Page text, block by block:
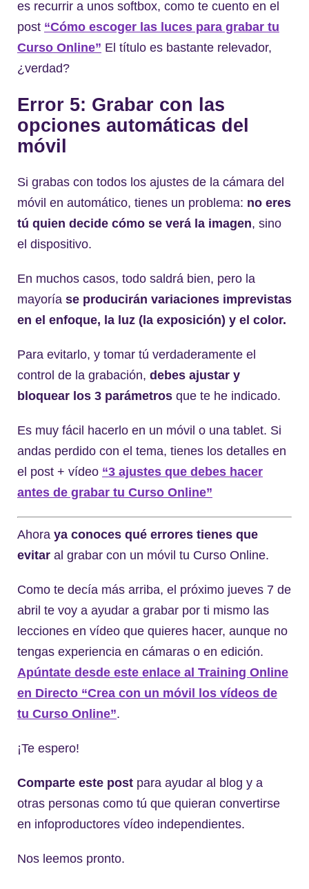
es recurrir a unos softbox, como te cuento en el
post “Cómo escoger las luces para grabar tu
Curso Online” El título es bastante relevador,
¿verdad?
Error 5: Grabar con las
opciones automáticas del
móvil
Si grabas con todos los ajustes de la cámara del
móvil en automático, tienes un problema: no eres
tú quien decide cómo se verá la imagen, sino
el dispositivo.
En muchos casos, todo saldrá bien, pero la
mayoría se producirán variaciones imprevistas
en el enfoque, la luz (la exposición) y el color.
Para evitarlo, y tomar tú verdaderamente el
control de la grabación, debes ajustar y
bloquear los 3 parámetros que te he indicado.
Es muy fácil hacerlo en un móvil o una tablet. Si
andas perdido con el tema, tienes los detalles en
el post + vídeo “3 ajustes que debes hacer
antes de grabar tu Curso Online”
Ahora ya conoces qué errores tienes que
evitar al grabar con un móvil tu Curso Online.
Como te decía más arriba, el próximo jueves 7 de
abril te voy a ayudar a grabar por ti mismo las
lecciones en vídeo que quieres hacer, aunque no
tengas experiencia en cámaras o en edición.
Apúntate desde este enlace al Training Online
en Directo “Crea con un móvil los vídeos de
tu Curso Online”.
¡Te espero!
Comparte este post para ayudar al blog y a
otras personas como tú que quieran convertirse
en infoproductores vídeo independientes.
Nos leemos pronto.